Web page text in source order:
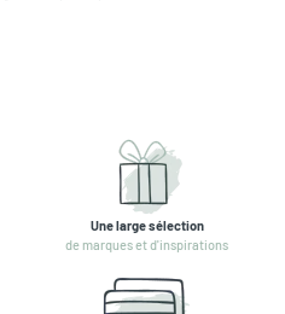
Une large sélection
de marques et d'inspirations